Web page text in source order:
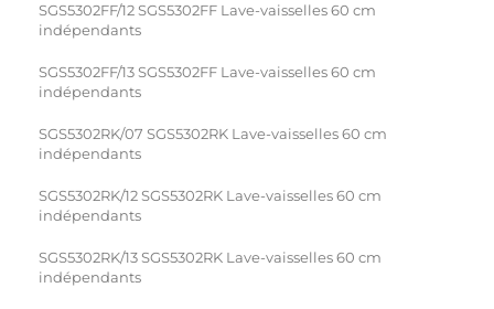
SGS5302FF/12 SGS5302FF Lave-vaisselles 60 cm
indépendants
SGS5302FF/13 SGS5302FF Lave-vaisselles 60 cm
indépendants
SGS5302RK/07 SGS5302RK Lave-vaisselles 60 cm
indépendants
SGS5302RK/12 SGS5302RK Lave-vaisselles 60 cm
indépendants
SGS5302RK/13 SGS5302RK Lave-vaisselles 60 cm
indépendants